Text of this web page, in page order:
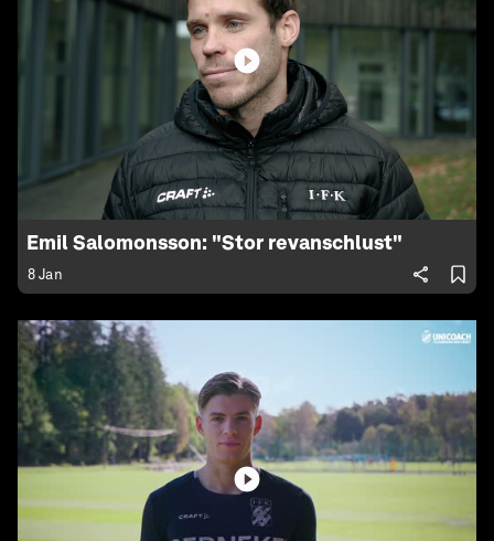
Emil Salomonsson: "Stor revanschlust"
8 Jan